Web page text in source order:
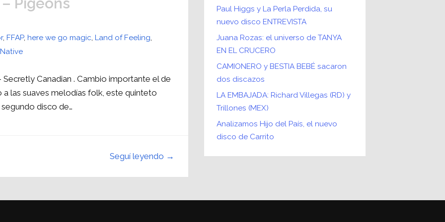
Pigeons
,FFAP,here we go magic,Land of Feeling,
Canadian . Cambio importante el de
las suaves melodías folk, este quinteto
disco de…
Seguí leyendo →
Paul Higgs y La Perla Perdida, su
nuevo disco ENTREVISTA
Juana Rozas: el universo de TANYA
EN EL CRUCERO
CAMIONERO y BESTIA BEBÉ sacaron
dos discazos
LA EMBAJADA: Richard Villegas (RD) y
Trillones (MEX)
Analizamos Hijo del País, el nuevo
disco de Carrito